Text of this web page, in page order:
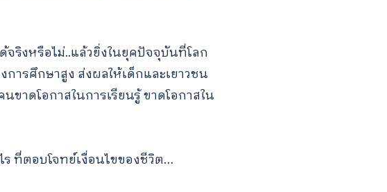
จริงหรือไม่..แล้วยิ่งในยุคปัจจุบันที่โลก
ารศึกษาสูง ส่งผลให้เด็กและเยาวชน
าดโอกาสในการเรียนรู้ ขาดโอกาสใน
ร ที่ตอบโจทย์เงื่อนไขของชีวิต…